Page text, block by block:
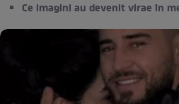
Ce imagini au devenit virae în